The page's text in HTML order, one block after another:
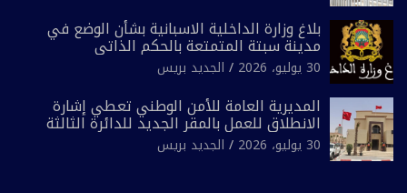
بلاغ وزارة الداخلية الاسبانية بشأن الوضع في
مدينة سبتة المتمتعة بالحكم الذاتي
30 يوليو، 2026 الجديد بريس
المديرية العامة للأمن الوطني تعطي إشارة
الانطلاق للعمل بالمقر الجديد للدائرة الثالثة
للشرطة بولاية أمن العيون
30 يوليو، 2026 الجديد بريس